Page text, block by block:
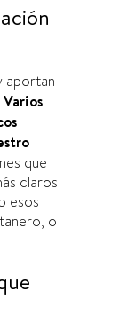
aportan
Varios
que
claros
esos
o